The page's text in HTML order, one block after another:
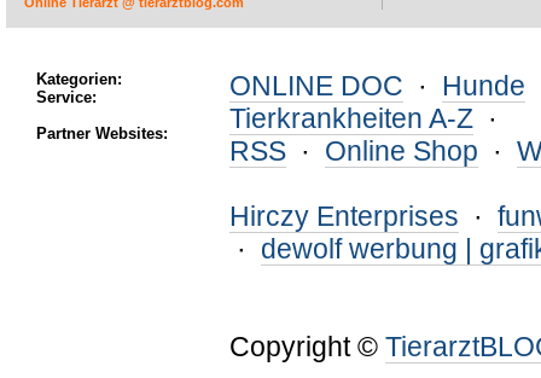
Kategorien:
Service:
Partner Websites:
ONLINE DOC · Hunde
Tierkrankheiten A-Z ·
RSS · Online Shop ·
Hirczy Enterprises ·
· dewolf werbung |
Copyright ©